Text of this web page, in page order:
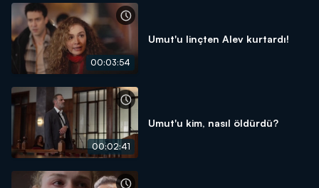
00:03:54
Umut'u linçten Alev kurtardı!
00:02:41
Umut'u kim, nasıl öldürdü?